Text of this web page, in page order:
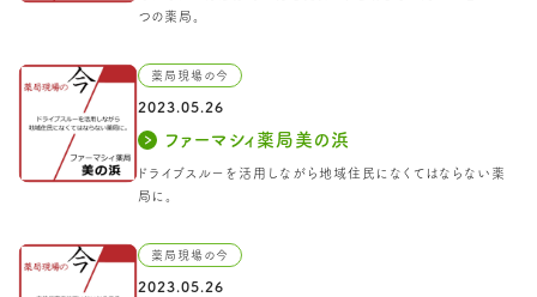
つの薬局。
薬局現場の今
2023.05.26
ファーマシィ薬局美の浜
ドライブスルーを活用しながら地域住民になくてはならない薬
局に。
薬局現場の今
2023.05.26